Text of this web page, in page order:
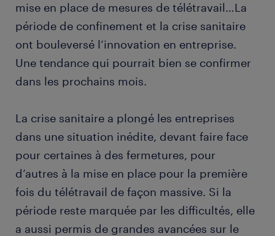
mise en place de mesures de télétravail…La
période de confinement et la crise sanitaire
ont bouleversé l’innovation en entreprise.
Une tendance qui pourrait bien se confirmer
dans les prochains mois.
La crise sanitaire a plongé les entreprises
dans une situation inédite, devant faire face
pour certaines à des fermetures, pour
d’autres à la mise en place pour la première
fois du télétravail de façon massive. Si la
période reste marquée par les difficultés, elle
a aussi permis de grandes avancées sur le